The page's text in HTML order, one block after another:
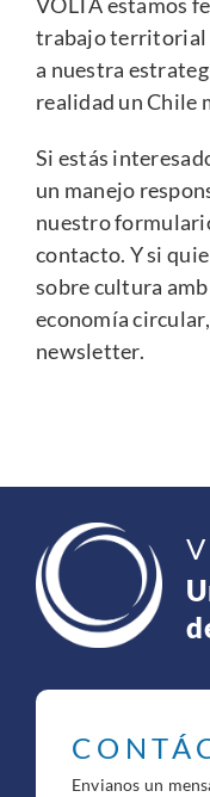
trabajo territorial
a nuestra
realidad un Chile
Si estás
un manejo
nuestro
contacto. Y si
sobre cultura
economía
newsletter.
Envianos un